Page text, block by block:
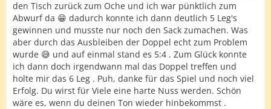
den Tisch zurück zum Oche und ich war pünktlich zum
Abwurf da 😁 dadurch konnte ich dann deutlich 5 Leg's
gewinnen und musste nur noch den Sack zumachen. Was
aber durch das Ausbleiben der Doppel echt zum Problem
wurde 😅 und auf einmal stand es 5:4 . Zum Glück konnte
ich dann doch irgendwann mal das Doppel treffen und
holte mir das 6 Leg . Puh, danke für das Spiel und noch viel
Erfolg. Du wirst für Viele eine harte Nuss werden. Schön
wäre es, wenn du deinen Ton wieder hinbekommst .